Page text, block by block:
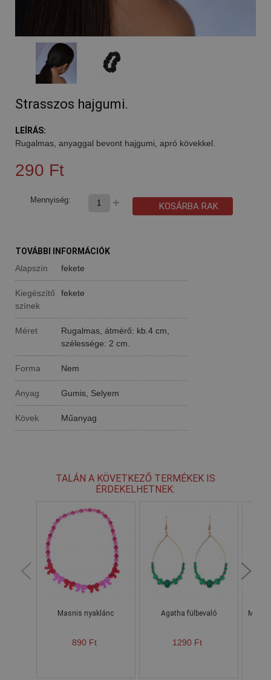
Strasszos hajgumi.
LEÍRÁS:
Rugalmas, anyaggal bevont hajgumi, apró kövekkel.
290 Ft
Mennyiség:
KOSÁRBA RAK
TOVÁBBI INFORMÁCIÓK
Alapszín
fekete
Kiegészítő
színek
fekete
Méret
Rugalmas, átmérő: kb.4 cm,
szélessége: 2 cm.
Forma Nem
Anyag Gumis, Selyem
Kövek Műanyag
TALÁN A KÖVETKEZŐ TERMÉKEK IS
ÉRDEKELHETNEK:
Masnis nyaklánc
890 Ft
Agatha fülbevaló
1290 Ft